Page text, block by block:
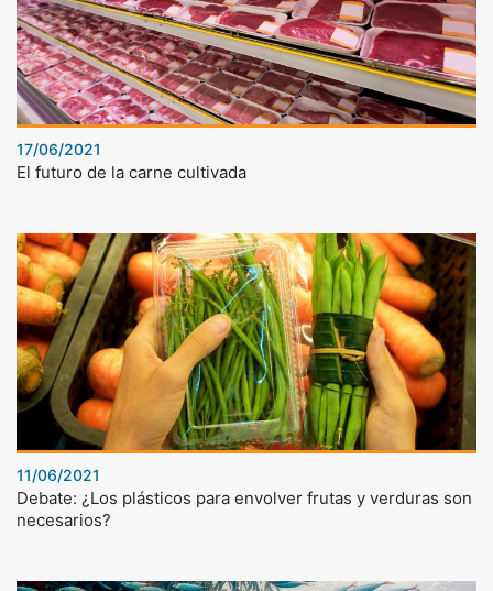
17/06/2021
El futuro de la carne cultivada
11/06/2021
Debate: ¿Los plásticos para envolver frutas y verduras son
necesarios?